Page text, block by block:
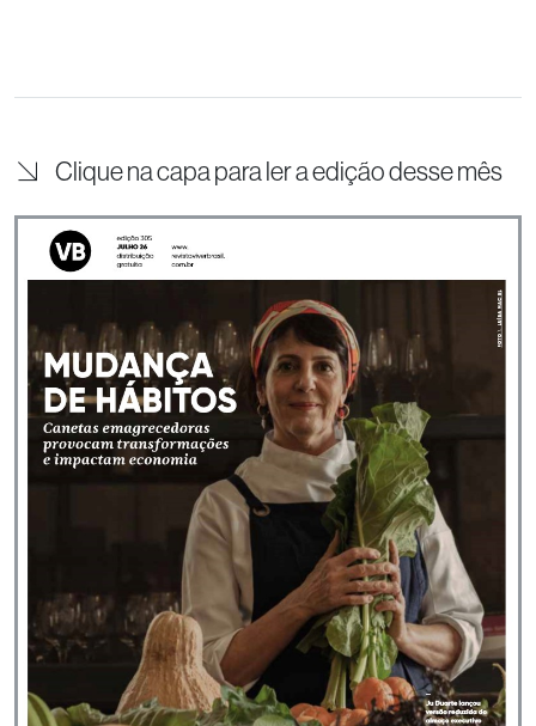
Clique na capa para ler a edição desse mês